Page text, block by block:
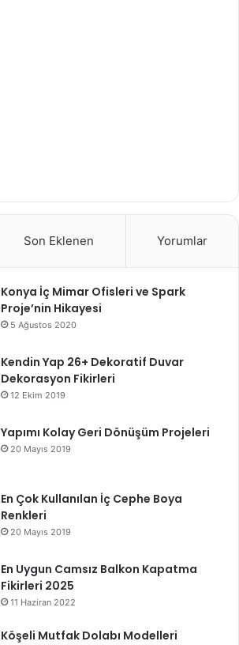
Son Eklenen Yorumlar
Konya İç Mimar Ofisleri ve Spark
Proje’nin Hikayesi
5 Ağustos 2020
Kendin Yap 26+ Dekoratif Duvar
Dekorasyon Fikirleri
12 Ekim 2019
Yapımı Kolay Geri Dönüşüm Projeleri
20 Mayıs 2019
En Çok Kullanılan İç Cephe Boya
Renkleri
20 Mayıs 2019
En Uygun Camsız Balkon Kapatma
Fikirleri 2025
11 Haziran 2022
Köşeli Mutfak Dolabı Modelleri